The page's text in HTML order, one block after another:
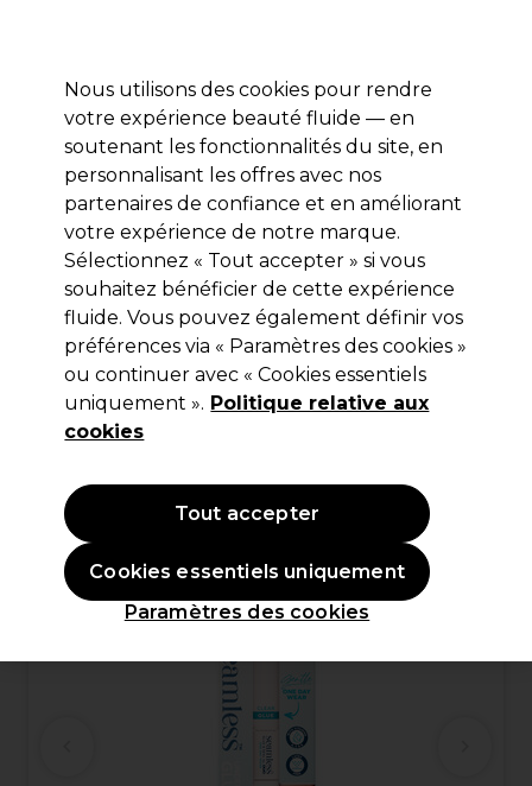
Se connecter
Marques Bons plans Coiffure Electro et Matériel
Livraison et délais
lire la suite
Ardell
Ardell Colle et fixateur transparents 1
jour pour application invisible sous
les cils 4.5g
(0)
11,99 €
Nous utilisons des cookies pour rendre
votre expérience beauté fluide — en
soutenant les fonctionnalités du site, en
personnalisant les offres avec nos
partenaires de confiance et en améliorant
votre expérience de notre marque.
Sélectionnez « Tout accepter » si vous
souhaitez bénéficier de cette expérience
fluide. Vous pouvez également définir vos
préférences via « Paramètres des cookies »
ou continuer avec « Cookies essentiels
uniquement ». Politique relative aux
cookies
Paramètres des cookies
Cookies essentiels uniquement
Tout accepter